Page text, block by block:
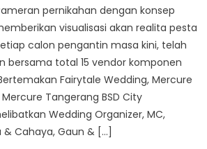
pernikahan dengan konsep
visualisasi akan realita pesta
calon pengantin masa kini, telah
bersama total 15 vendor komponen
Fairytale Wedding, Mercure
Tangerang BSD City
Wedding Organizer, MC,
Cahaya, Gaun & […]